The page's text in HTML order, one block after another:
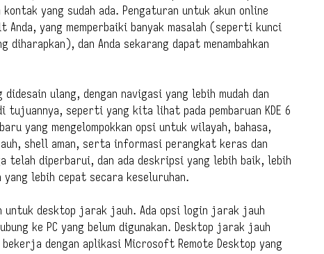
yang sudah ada. Pengaturan untuk akun online
Anda, yang memperbaiki banyak masalah (seperti kunci
dan Anda sekarang dapat menambahkan
didesain ulang, dengan navigasi yang lebih mudah dan
seperti yang kita lihat pada pembaruan KDE 6
yang mengelompokkan opsi untuk wilayah, bahasa,
shell aman, serta informasi perangkat keras dan
telah diperbarui, dan ada deskripsi yang lebih baik, lebih
yang lebih cepat secara keseluruhan.
untuk desktop jarak jauh. Ada opsi login jarak jauh
ke PC yang belum digunakan. Desktop jarak jauh
bekerja dengan aplikasi Microsoft Remote Desktop yang